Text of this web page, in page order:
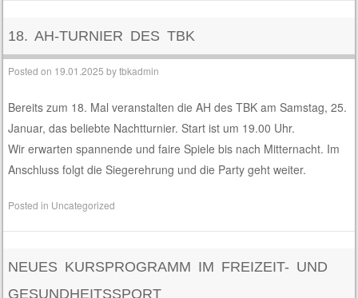
18. AH-TURNIER DES TBK
Posted on 19.01.2025 bytbkadmin
Bereits zum 18. Mal veranstalten die AH des TBK am Samstag, 25.
Januar, das beliebte Nachtturnier. Start ist um 19.00 Uhr.
Wir erwarten spannende und faire Spiele bis nach Mitternacht. Im
Anschluss folgt die Siegerehrung und die Party geht weiter.
Posted in Uncategorized
NEUES KURSPROGRAMM IM FREIZEIT- UND
GESUNDHEITSSPORT